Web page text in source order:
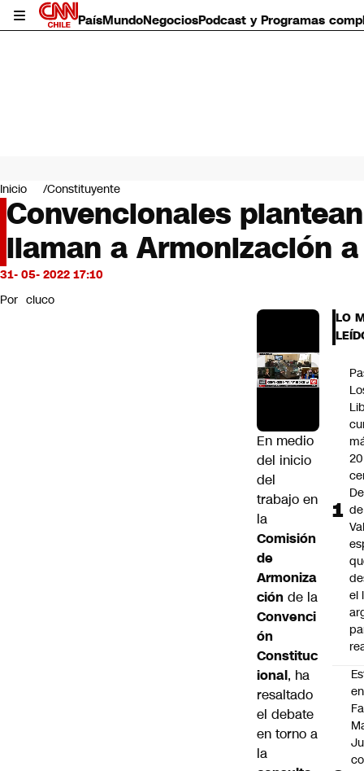
PaísMundoNegociosPodcast y Programas
Mundo
Negocios
Deportes
Programas completos
Cultura
Servicios
Bits
CNN Data
Inicio Constituyente
Convencionales
llaman a Armonización
31- 05- 2022 17:10
Por cluco
En medio
del inicio
del
trabajo en
la
Comisión
de
Armoniza
ción de la
Convenci
ón
Constituc
ional, ha
resaltado
el debate
en torno a
la
LO
de
el
en